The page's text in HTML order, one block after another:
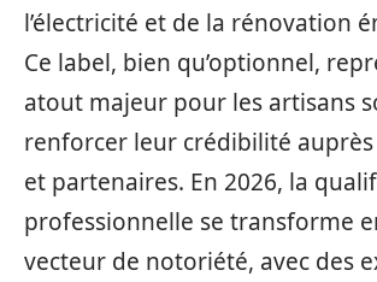
l’électricité et de la rénovation
Ce label, bien qu’optionnel,
atout majeur pour les artisans
renforcer leur crédibilité
et partenaires. En 2026, la
professionnelle se transforme
vecteur de notoriété, avec des